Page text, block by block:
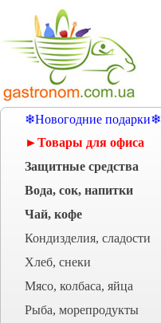
❄Новогодние подарки❄
►Товары для офиса
Защитные средства
Вода, сок, напитки
Чай, кофе
Кондизделия, сладости
Хлеб, снеки
Мясо, колбаса, яйца
Рыба, морепродукты